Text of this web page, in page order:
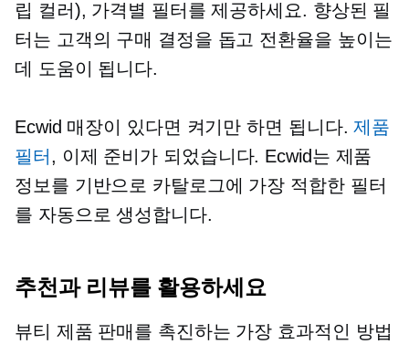
립 컬러), 가격별 필터를 제공하세요. 향상된 필
터는 고객의 구매 결정을 돕고 전환율을 높이는
데 도움이 됩니다.
Ecwid 매장이 있다면 켜기만 하면 됩니다.제품
필터 , 이제 준비가 되었습니다. Ecwid는 제품
정보를 기반으로 카탈로그에 가장 적합한 필터
를 자동으로 생성합니다.
추천과 리뷰를 활용하세요
뷰티 제품 판매를 촉진하는 가장 효과적인 방법